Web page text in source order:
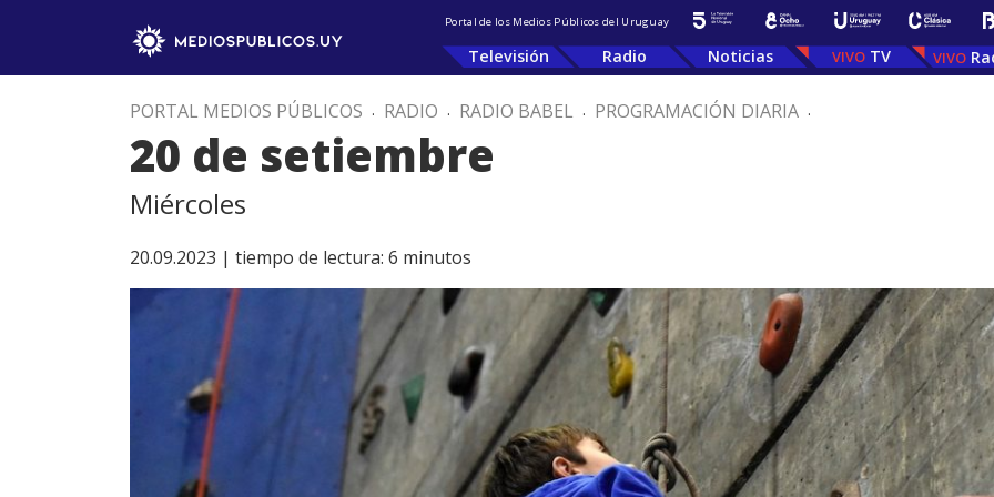
Portal de los Medios Públicos del Uruguay
Televisión Radio Noticias TV
PORTAL MEDIOS PÚBLICOS . RADIO . RADIO BABEL . PROGRAMACIÓN DIARIA .
20 de setiembre
Miércoles
20.09.2023 | tiempo de lectura: 6 minutos